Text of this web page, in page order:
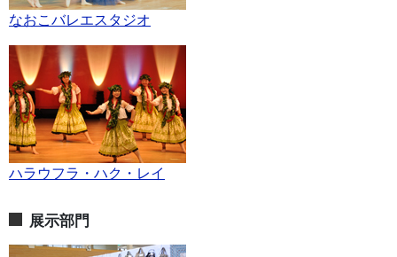
なおこバレエスタジオ
ハラウフラ・ハク・レイ
展示部門